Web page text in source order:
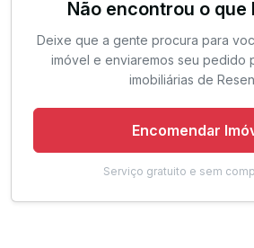
Não encontrou o que
Deixe que a gente procura para
imóvel e enviaremos seu pedido
imobiliárias de
Encomendar
Serviço gratuito e sem